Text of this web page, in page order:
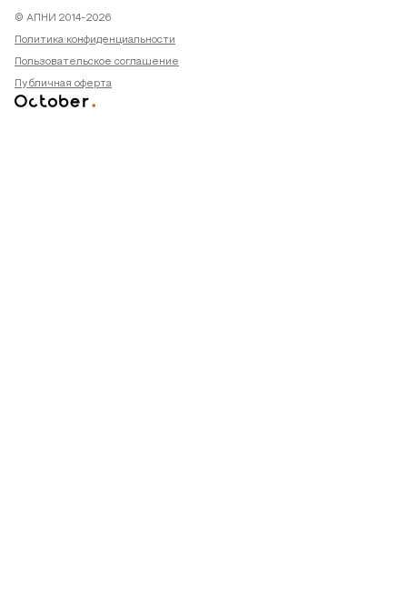
© АПНИ 2014-2026
Политика конфиденциальности
Пользовательское соглашение
Публичная оферта